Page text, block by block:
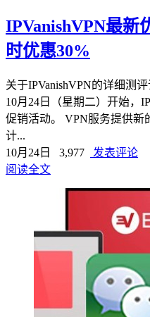
IPVanishVPN最新
时优惠30%
关于IPVanishVPN的详细测
10月24日（星期二）开始，
促销活动。 VPN服务提供新
计...
10月24日
3,977
发表评论
阅读全文